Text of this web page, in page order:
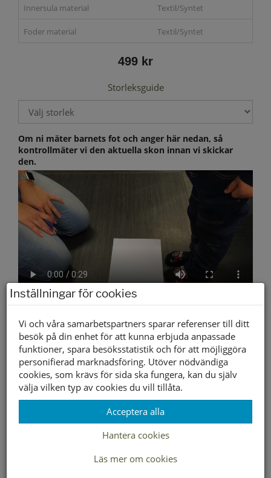
Innersula material Textil/Syntet
Foder material Textil/Syntet
499 kr
Storleksguide
Om ni mäter barnets fot och anger här nedan, så
kontrollmäter vi den aktuella skon innan vi skickar
den.
Välj storlek först
Lagerstatus per butik
Butik
28 29 30 31 32 33 34
35
Inställningar för cookies
Vi och våra samarbetspartners sparar referenser till ditt
besök på din enhet för att kunna erbjuda anpassade
funktioner, spara besöksstatistik och för att möjliggöra
personifierad marknadsföring. Utöver nödvändiga
cookies, som krävs för sida ska fungera, kan du själv
välja vilken typ av cookies du vill tillåta.
Acceptera alla
Hantera cookies
Läs mer om cookies